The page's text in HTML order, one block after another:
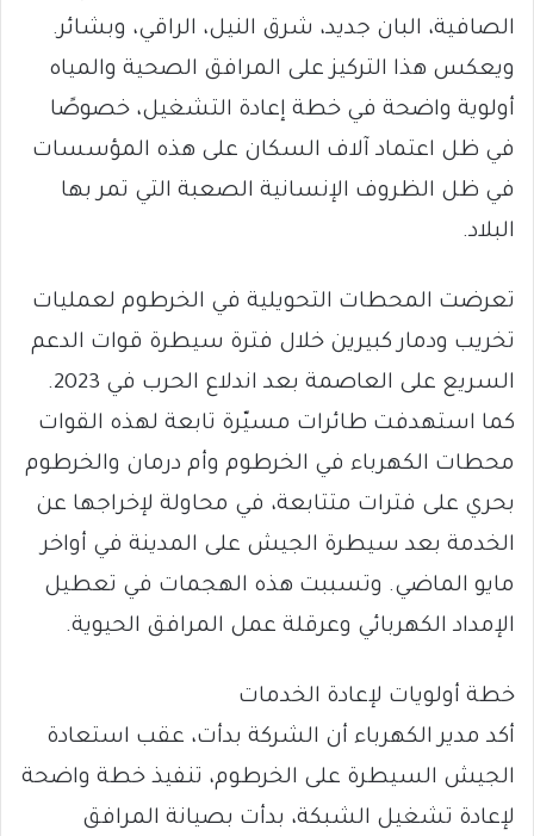
الصافية، البان جديد، شرق النيل، الراقي، وبشائر.
ويعكس هذا التركيز على المرافق الصحية والمياه
أولوية واضحة في خطة إعادة التشغيل، خصوصًا
في ظل اعتماد آلاف السكان على هذه المؤسسات
في ظل الظروف الإنسانية الصعبة التي تمر بها
البلاد.
تعرضت المحطات التحويلية في الخرطوم لعمليات
تخريب ودمار كبيرين خلال فترة سيطرة قوات الدعم
السريع على العاصمة بعد اندلاع الحرب في 2023.
كما استهدفت طائرات مسيّرة تابعة لهذه القوات
محطات الكهرباء في الخرطوم وأم درمان والخرطوم
بحري على فترات متتابعة، في محاولة لإخراجها عن
الخدمة بعد سيطرة الجيش على المدينة في أواخر
مايو الماضي. وتسببت هذه الهجمات في تعطيل
الإمداد الكهربائي وعرقلة عمل المرافق الحيوية.
خطة أولويات لإعادة الخدمات
أكد مدير الكهرباء أن الشركة بدأت، عقب استعادة
الجيش السيطرة على الخرطوم، تنفيذ خطة واضحة
لإعادة تشغيل الشبكة، بدأت بصيانة المرافق